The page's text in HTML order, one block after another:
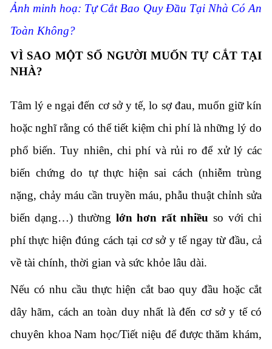
Ảnh minh hoạ: Tự Cắt Bao Quy Đầu Tại Nhà Có An
Toàn Không?
VÌ SAO MỘT SỐ NGƯỜI MUỐN TỰ CẮT TẠI
NHÀ?
Tâm lý e ngại đến cơ sở y tế, lo sợ đau, muốn giữ kín
hoặc nghĩ rằng có thể tiết kiệm chi phí là những lý do
phổ biến. Tuy nhiên, chi phí và rủi ro để xử lý các
biến chứng do tự thực hiện sai cách (nhiễm trùng
nặng, chảy máu cần truyền máu, phẫu thuật chỉnh sửa
biến dạng…) thường lớn hơn rất nhiều so với chi
phí thực hiện đúng cách tại cơ sở y tế ngay từ đầu, cả
về tài chính, thời gian và sức khỏe lâu dài.
Nếu có nhu cầu thực hiện cắt bao quy đầu hoặc cắt
dây hãm, cách an toàn duy nhất là đến cơ sở y tế có
chuyên khoa Nam học/Tiết niệu để được thăm khám,